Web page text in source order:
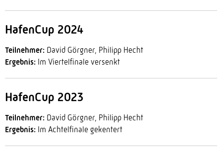
HafenCup 2024
Teilnehmer: David Görgner, Philipp Hecht
Ergebnis: Im Viertelfinale versenkt
HafenCup 2023
Teilnehmer: David Görgner, Philipp Hecht
Ergebnis: Im Achtelfinale gekentert